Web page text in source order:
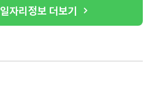
일자리정보 더보기